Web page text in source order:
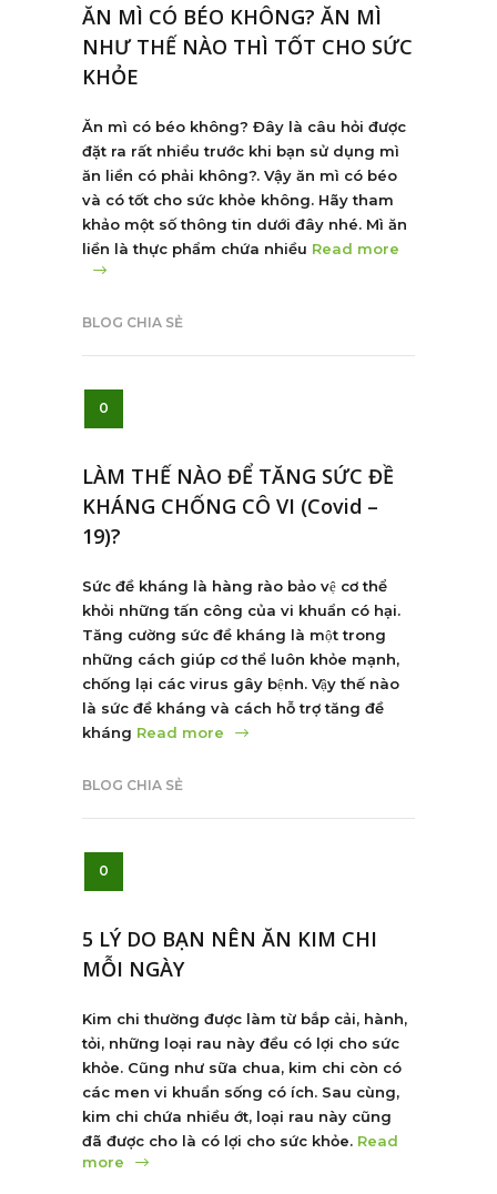
ĂN MÌ CÓ BÉO KHÔNG? ĂN MÌ
NHƯ THẾ NÀO THÌ TỐT CHO SỨC
KHỎE
Ăn mì có béo không? Đây là câu hỏi được
đặt ra rất nhiều trước khi bạn sử dụng mì
ăn liền có phải không?. Vậy ăn mì có béo
và có tốt cho sức khỏe không. Hãy tham
khảo một số thông tin dưới đây nhé. Mì ăn
liền là thực phẩm chứa nhiều Read more
BLOG CHIA SẺ
0
LÀM THẾ NÀO ĐỂ TĂNG SỨC ĐỀ
KHÁNG CHỐNG CÔ VI (Covid –
19)?
Sức đề kháng là hàng rào bảo vệ cơ thể
khỏi những tấn công của vi khuẩn có hại.
Tăng cường sức đề kháng là một trong
những cách giúp cơ thể luôn khỏe mạnh,
chống lại các virus gây bệnh. Vậy thế nào
là sức đề kháng và cách hỗ trợ tăng đề
kháng Read more
BLOG CHIA SẺ
0
5 LÝ DO BẠN NÊN ĂN KIM CHI
MỖI NGÀY
Kim chi thường được làm từ bắp cải, hành,
tỏi, những loại rau này đều có lợi cho sức
khỏe. Cũng như sữa chua, kim chi còn có
các men vi khuẩn sống có ích. Sau cùng,
kim chi chứa nhiều ớt, loại rau này cũng
đã được cho là có lợi cho sức khỏe. Read
more